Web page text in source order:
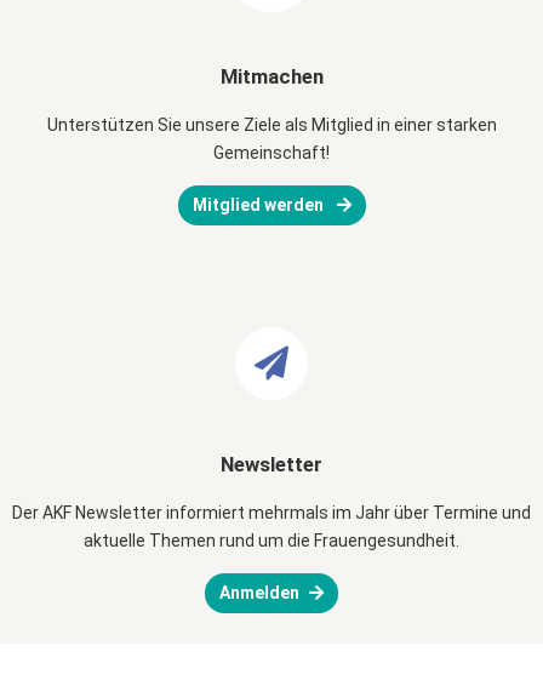
Mitmachen
Unterstützen Sie unsere Ziele als Mitglied in einer starken
Gemeinschaft!
Mitglied werden
Newsletter
Der AKF Newsletter informiert mehrmals im Jahr über Termine und
aktuelle Themen rund um die Frauengesundheit.
Anmelden